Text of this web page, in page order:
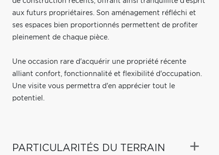
aux futurs propriétaires. Son aménagement réfléchi et
ses espaces bien proportionnés permettent de profiter
pleinement de chaque pièce.
Une occasion rare d'acquérir une propriété récente
alliant confort, fonctionnalité et flexibilité d'occupation.
Une visite vous permettra d'en apprécier tout le
potentiel.
PARTICULARITÉS DU TERRAIN